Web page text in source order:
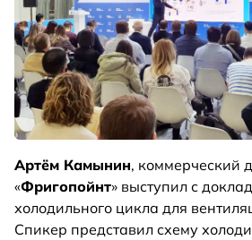
Артём Камынин, коммерческий
«Фригопойнт» выступил с
холодильного цикла для
Спикер представил схему